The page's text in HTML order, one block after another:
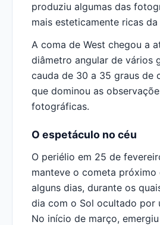
produziu algumas das
mais esteticamente ricas
A coma de West chegou a
diâmetro angular de vários
cauda de 30 a 35 graus de
que dominou as
fotográficas.
O espetáculo no céu
O periélio em 25 de
manteve o cometa próximo
alguns dias, durante os
dia com o Sol ocultado por
No início de março,